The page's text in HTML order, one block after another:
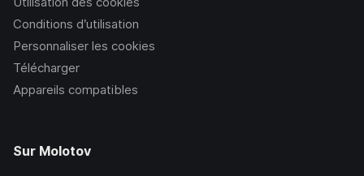
Conditions d’utilisation
Personnaliser les cookies
Télécharger
Appareils compatibles
Sur Molotov